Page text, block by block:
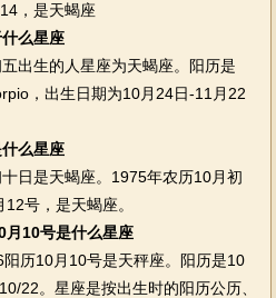
，是天蝎座
么星座
生的人星座为天蝎座。阳历是
，出生日期为10月24日-11月22
么星座
是天蝎座。1975年农历10月初
号，是天蝎座。
月10号是什么星座
10月10号是天秤座。阳历是10
22。星座是按出生时的阳历公历、